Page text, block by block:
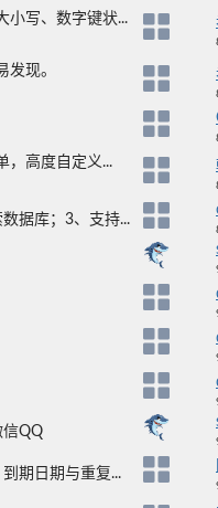
小写、数字键状...
发现。
，高度自定义...
据库；3、支持...
信QQ
期日期与重复...